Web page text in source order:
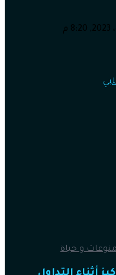
و حياة